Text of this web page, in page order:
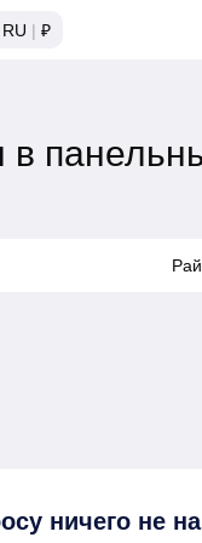
RU | ₽
в
ничего не